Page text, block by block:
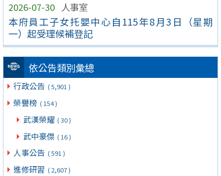
2026-07-30 人事室
本府員工子女托嬰中心自115年8月3日（星期
一）起受理候補登記
依公告類別彙總
行政公告 ( 5,901 )
榮譽榜 ( 154 )
武漢榮耀 ( 30 )
武中豪傑 ( 16 )
人事公告 ( 591 )
進修研習 ( 2,607 )